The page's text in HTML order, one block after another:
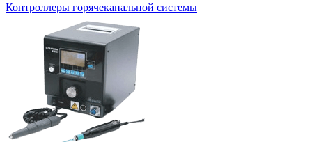
Контроллеры горячеканальной системы